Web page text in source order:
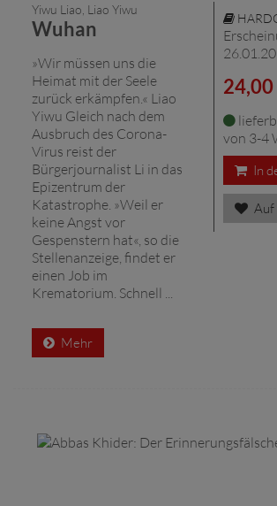
Yiwu Liao, Liao Yiwu
Wuhan
»Wir müssen uns die
Heimat mit der Seele
zurück erkämpfen.« Liao
Yiwu Gleich nach dem
Ausbruch des Corona-
Virus reist der
Bürgerjournalist Li in das
Epizentrum der
Katastrophe. »Weil er
keine Angst vor
Gespenstern hat«, so die
Stellenanzeige, findet er
einen Job im
Krematorium. Schnell ...
Mehr
24,00
von 3-4
In
Auf